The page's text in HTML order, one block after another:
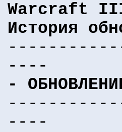
Warcraft
История
----
-
----